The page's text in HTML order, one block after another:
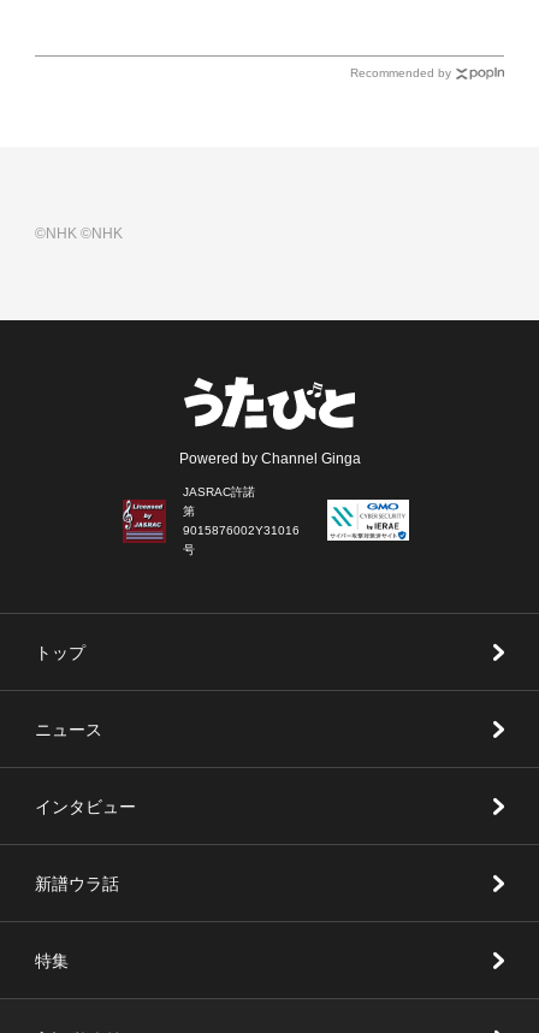
Recommended by
©NHK©NHK
Powered by Channel Ginga
JASRAC許諾
第
9015876002Y31016
号
トップ
ニュース
インタビュー
新譜ウラ話
特集